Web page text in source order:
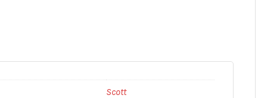
Scott